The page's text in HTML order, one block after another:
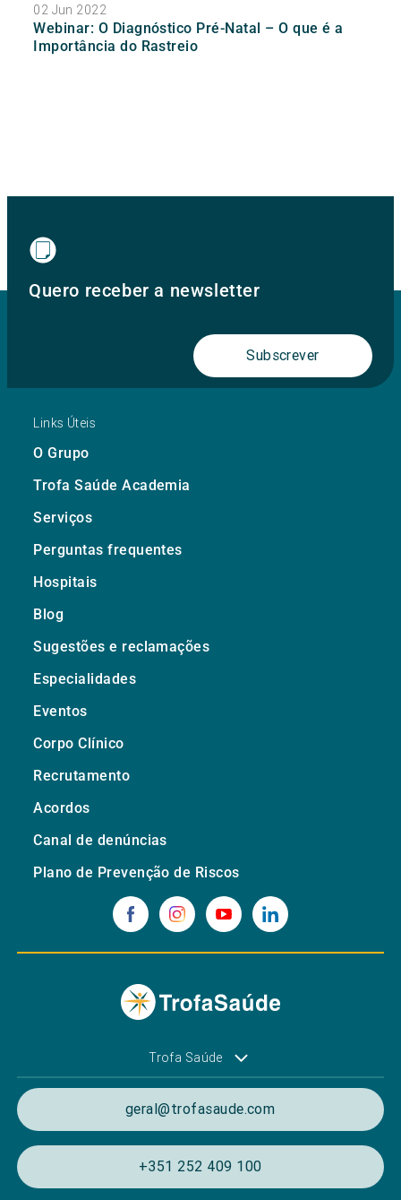
02 Jun 2022
Webinar: O Diagnóstico Pré-Natal – O que é a
Importância do Rastreio
Quero receber a newsletter
Subscrever
Links Úteis
O Grupo
Trofa Saúde Academia
Serviços
Perguntas frequentes
Hospitais
Blog
Sugestões e reclamações
Especialidades
Eventos
Corpo Clínico
Recrutamento
Acordos
Canal de denúncias
Plano de Prevenção de Riscos
Trofa Saúde
geral@trofasaude.com
+351 252 409 100